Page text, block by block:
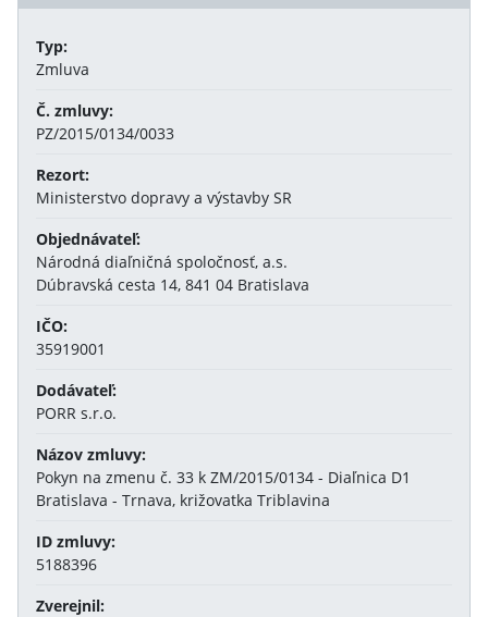
Typ:
Zmluva
Č. zmluvy:
PZ/2015/0134/0033
Rezort:
Ministerstvo dopravy a výstavby SR
Objednávateľ:
Národná diaľničná spoločnosť, a.s.
Dúbravská cesta 14, 841 04 Bratislava
IČO:
35919001
Dodávateľ:
PORR s.r.o.
Názov zmluvy:
Pokyn na zmenu č. 33 k ZM/2015/0134 - Diaľnica D1
Bratislava - Trnava, križovatka Triblavina
ID zmluvy:
5188396
Zverejnil: